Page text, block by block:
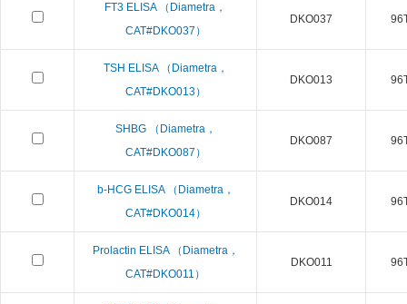
FT3 ELISA （Diametra，
CAT#DKO037）
DKO037
TSH ELISA （Diametra，
CAT#DKO013）
DKO013
SHBG （Diametra，
CAT#DKO087）
DKO087
b-HCG ELISA （Diametra，
CAT#DKO014）
DKO014
Prolactin ELISA （Diametra，
CAT#DKO011）
DKO011